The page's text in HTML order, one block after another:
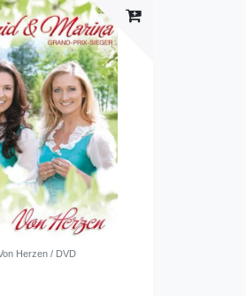
Herzen / DVD